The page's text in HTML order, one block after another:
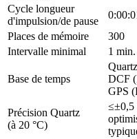
Cycle longueur
d'impulsion/de pause
Places de mémoire
300
Intervalle minimal
1 min.
Base de temps
Quartz
DCF
GPS
Précision Quartz
(à 20 °C)
≤±0,5